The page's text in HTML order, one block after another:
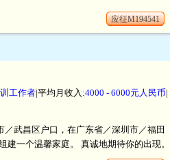
应征M194541
工作者|平均月收入:4000 - 6000元人民币|
武昌区户口，在广东省／深圳市／福田
一个温馨家庭。 真诚地期待你的出现。